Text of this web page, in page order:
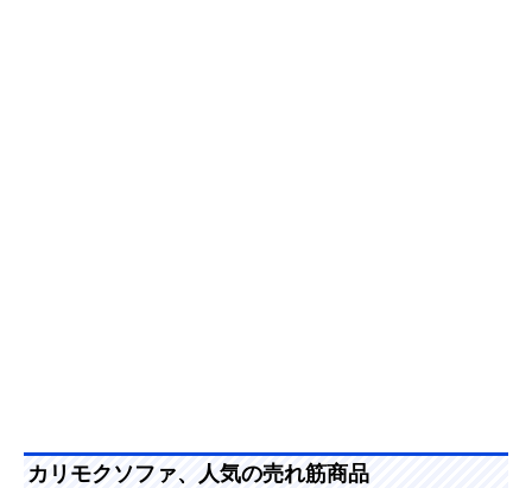
カリモクソファ、人気の売れ筋商品